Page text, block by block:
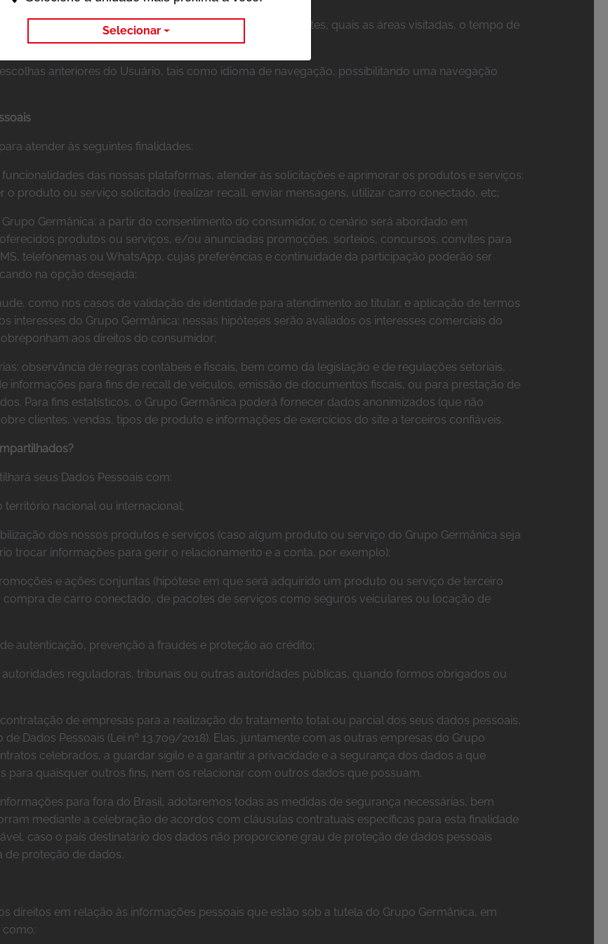
acerca de como os visitantes interagem com os websites, quais as áreas visitadas, o tempo de
utilizamos dos Cookies de Desempenho.
anteriores do Usuário, tais como idioma de navegação, possibilitando uma navegação
atender às seguintes finalidades:
das nossas plataformas, atender às solicitações e aprimorar os produtos e serviços:
produto ou serviço solicitado (realizar recall, enviar mensagens, utilizar carro conectado, etc;
Germânica: a partir do consentimento do consumidor, o cenário será abordado em
produtos ou serviços, e/ou anunciadas promoções, sorteios, concursos, convites para
telefonemas ou WhatsApp, cujas preferências e continuidade da participação poderão ser
na opção desejada;
como nos casos de validação de identidade para atendimento ao titular, e aplicação de termos
interesses do Grupo Germânica: nessas hipóteses serão avaliados os interesses comerciais do
aos direitos do consumidor;
observância de regras contábeis e fiscais, bem como da legislação e de regulações setoriais,
informações para fins de recall de veículos, emissão de documentos fiscais, ou para prestação de
Para fins estatísticos, o Grupo Germânica poderá fornecer dados anonimizados (que não
clientes, vendas, tipos de produto e informações de exercícios do site a terceiros confiáveis.
seus Dados Pessoais com:
território nacional ou internacional;
dos nossos produtos e serviços (caso algum produto ou serviço do Grupo Germânica seja
trocar informações para gerir o relacionamento e a conta, por exemplo);
e ações conjuntas (hipótese em que será adquirido um produto ou serviço de terceiro
de carro conectado, de pacotes de serviços como seguros veiculares ou locação de
autenticação, prevenção a fraudes e proteção ao crédito;
reguladoras, tribunais ou outras autoridades públicas, quando formos obrigados ou
de empresas para a realização do tratamento total ou parcial dos seus dados pessoais,
Dados Pessoais (Lei nº 13.709/2018). Elas, juntamente com as outras empresas do Grupo
celebrados, a guardar sigilo e a garantir a privacidade e a segurança dos dados a que
para quaisquer outros fins, nem os relacionar com outros dados que possuam.
para fora do Brasil, adotaremos todas as medidas de segurança necessárias, bem
mediante a celebração de acordos com cláusulas contratuais específicas para esta finalidade
caso o país destinatário dos dados não proporcione grau de proteção de dados pessoais
de proteção de dados.
direitos em relação às informações pessoais que estão sob a tutela do Grupo Germânica, em
como:
Selecionar